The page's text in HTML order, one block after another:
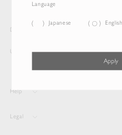
Language
Japanese English
Apply
Delivery destination and Language
United States Japanese
Help
Legal